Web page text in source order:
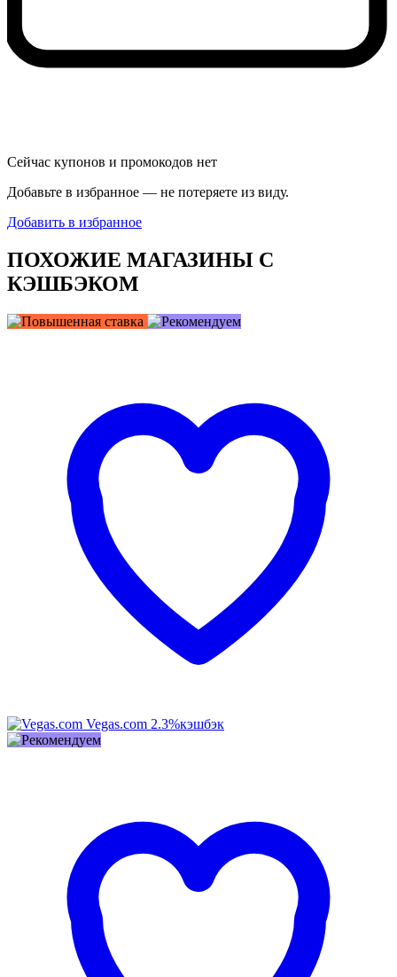
Сейчас купонов и промокодов нет
Добавьте в избранное — не потеряете из виду.
Добавить в избранное
ПОХОЖИЕ МАГАЗИНЫ С
КЭШБЭКОМ
Vegas.com 2.3%кэшбэк